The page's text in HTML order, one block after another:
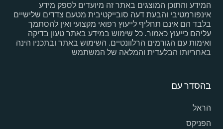
המידע והתוכן המוצגים באתר זה מיועדים לספק מידע
אינפורמטיבי והבעת דעה סובייקטיבית מטעם צדדים שלישיים
בלבד הם אינם תחליף לייעוץ רפואי מקצועי ואין להסתמך
עליהם כייעוץ כאמור. כל שימוש במידע באתר טעון בדיקה
ואימות עם הגורמים הרלוונטיים. השימוש באתר ובתכניו הינה
באחריותו הבלעדית והמלאה של המשתמש
בהסדר עם
הראל
הפניקס